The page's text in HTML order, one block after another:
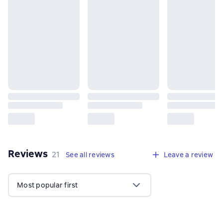
Reviews 21 reviews
21 See all reviews Leave a review
Most popular first